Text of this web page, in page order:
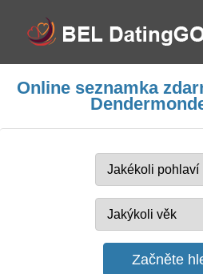
Online seznamka